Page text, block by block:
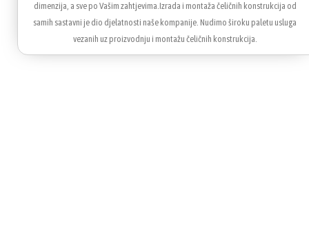
dimenzija, a sve po Vašim zahtjevima.Izrada i montaža čeličnih konstrukcija od
samih sastavni je dio djelatnosti naše kompanije. Nudimo široku paletu usluga
vezanih uz proizvodnju i montažu čeličnih konstrukcija.